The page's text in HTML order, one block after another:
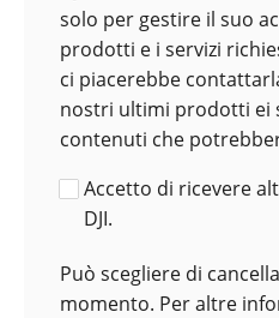
solo per gestire il suo
prodotti e i servizi
ci piacerebbe
nostri ultimi prodotti ei
contenuti che
Accetto di ricevere
DJI.
Può scegliere di
momento. Per altre